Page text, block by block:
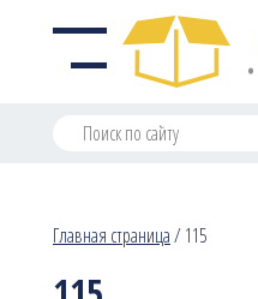
Главная страница/115